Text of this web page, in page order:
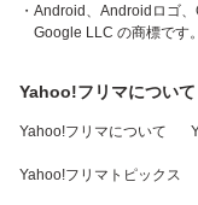
・Android、Androidロゴ
Google LLC の商標です。
Yahoo!フリマについて
Yahoo!フリマについて
Yahoo!フリマトピックス